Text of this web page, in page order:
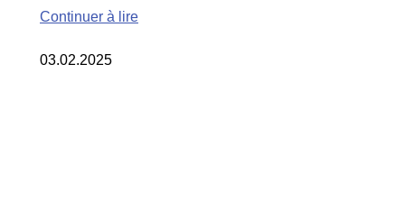
Continuer à lire
03.02.2025